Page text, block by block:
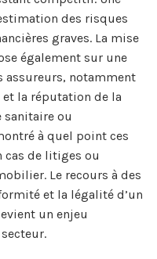
des risques
graves. La mise
également sur une
assureurs, notamment
la réputation de la
sanitaire ou
à quel point ces
cas de litiges ou
Le recours à des
et la légalité d’un
un enjeu